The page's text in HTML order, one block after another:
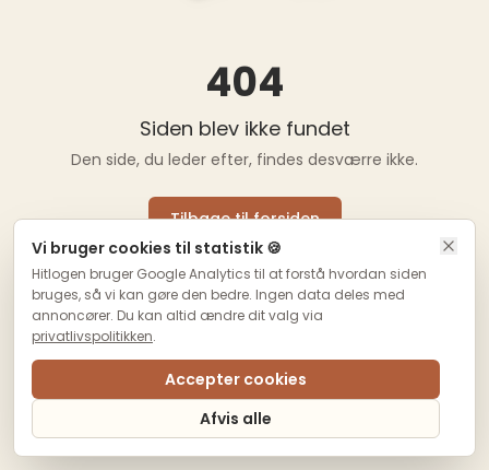
404
Siden blev ikke fundet
Den side, du leder efter, findes desværre ikke.
Tilbage til forsiden
Vi bruger cookies til statistik 🍪
Hitlogen bruger Google Analytics til at forstå hvordan siden
bruges, så vi kan gøre den bedre. Ingen data deles med
annoncører. Du kan altid ændre dit valg via
privatlivspolitikken.
Afvis alle
Accepter cookies